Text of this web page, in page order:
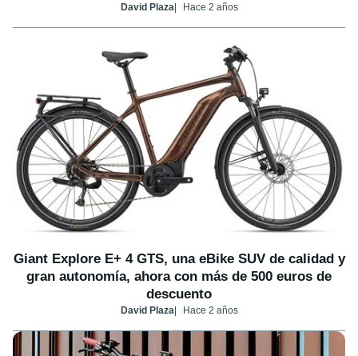
David Plaza Hace 2 años
Giant Explore E+ 4 GTS, una eBike SUV de calidad y
gran autonomía, ahora con más de 500 euros de
descuento
David Plaza Hace 2 años